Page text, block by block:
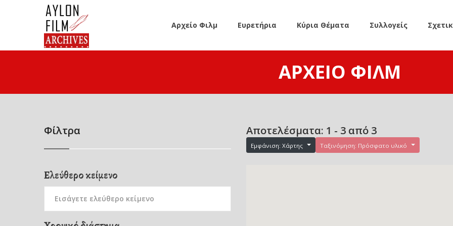
Αρχείο Φιλμ Ευρετήρια Κύρια Θέματα Συλλογείς
ΑΡΧΕΊΟ ΦΙΛΜ
Φίλτρα
Ελεύθερο κείμενο
Αποτελέσματα: 1 - 3 από 3
Εμφάνιση: Χάρτης Ταξινόμηση: Πρόσφατο υλικό